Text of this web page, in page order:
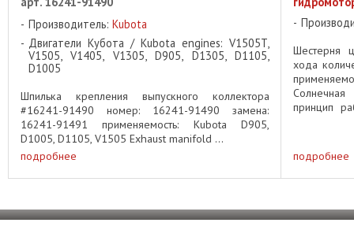
Производитель: Kubota
Двигатели Кубота / Kubota engines: V1505T,
V1505, V1405, V1305, D905, D1305, D1105,
D1005
Шпилька крепления выпускного коллектора
#16241-91490 номер: 16241-91490 замена:
16241-91491 применяемость: Kubota D905,
D1005, D1105, V1505 Exhaust manifold ...
подробнее
Шестерня
хода
принцип
подробнее